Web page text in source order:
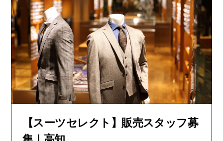
【スーツセレクト】販売スタッフ募